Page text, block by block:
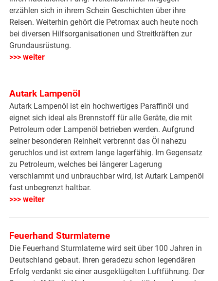
erzählen sich in ihrem Schein Geschichten über ihre
Reisen. Weiterhin gehört die Petromax auch heute noch
bei diversen Hilfsorganisationen und Streitkräften zur
Grundausrüstung.
>>> weiter
Autark Lampenöl
Autark Lampenöl ist ein hochwertiges Paraffinöl und
eignet sich ideal als Brennstoff für alle Geräte, die mit
Petroleum oder Lampenöl betrieben werden. Aufgrund
seiner besonderen Reinheit verbrennt das Öl nahezu
geruchlos und ist extrem lange lagerfähig. Im Gegensatz
zu Petroleum, welches bei längerer Lagerung
verschlammt und unbrauchbar wird, ist Autark Lampenöl
fast unbegrenzt haltbar.
>>> weiter
Feuerhand Sturmlaterne
Die Feuerhand Sturmlaterne wird seit über 100 Jahren in
Deutschland gebaut. Ihren geradezu schon legendären
Erfolg verdankt sie einer ausgeklügelten Luftführung. Der